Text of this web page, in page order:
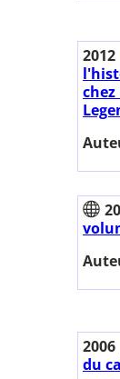
2012
2006
du